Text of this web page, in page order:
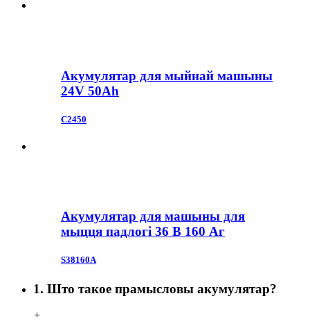
Акумулятар для мыйнай машыны
24V 50Ah
С2450
Акумулятар для машыны для
мыцця падлогі 36 В 160 Аг
S38160A
1. Што такое прамысловы акумулятар?
+